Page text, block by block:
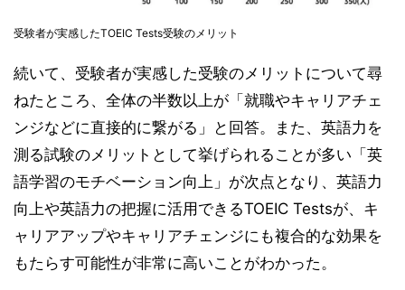
受験者が実感したTOEIC Tests受験のメリット
続いて、受験者が実感した受験のメリットについて尋
ねたところ、全体の半数以上が「就職やキャリアチェ
ンジなどに直接的に繋がる」と回答。また、英語力を
測る試験のメリットとして挙げられることが多い「英
語学習のモチベーション向上」が次点となり、英語力
向上や英語力の把握に活用できるTOEIC Testsが、キ
ャリアアップやキャリアチェンジにも複合的な効果を
もたらす可能性が非常に高いことがわかった。